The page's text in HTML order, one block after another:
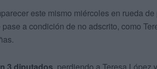
este mismo miércoles en rueda
a condición de no adscrito, como
3 diputados , perdiendo a Teresa